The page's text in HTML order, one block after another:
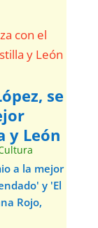
se
y León
a la mejor
y 'El
Rojo,